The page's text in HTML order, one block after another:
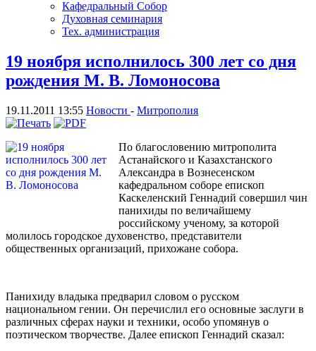
Кафедральный Собор
Духовная семинария
Тех. администрация
19 ноября исполнилось 300 лет со дня
рождения М. В. Ломоносова
19.11.2011 13:55 Новости - Митрополия
По благословению митрополита
Астанайского и Казахстанского
Александра в Вознесенском
кафедральном соборе епископ
Каскеленский Геннадий совершил чин
панихиды по величайшему
российскому ученому, за которой
молилось городское духовенство, представители
общественных организаций, прихожане собора.
Панихиду владыка предварил словом о русском
национальном гении. Он перечислил его основные заслуги в
различных сферах науки и техники, особо упомянув о
поэтическом творчестве. Далее епископ Геннадий сказал: